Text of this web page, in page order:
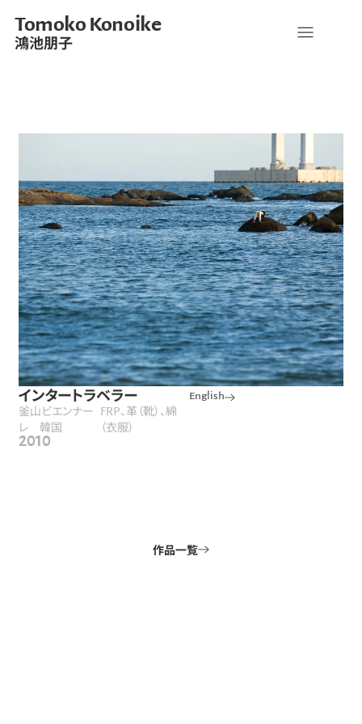
Tomoko Konoike
鴻池朋子
インタートラベラー
釜山ビエンナー
レ 韓国
FRP、革（靴）、綿
（衣服）
2010
English
作品一覧